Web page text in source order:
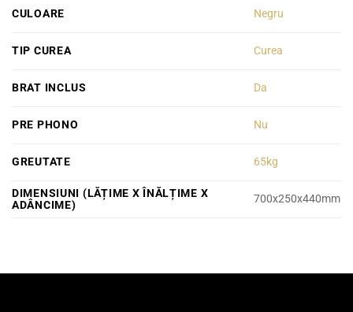
CULOARE Negru
TIP CUREA Curea
BRAT INCLUS Da
PRE PHONO Nu
GREUTATE 65kg
DIMENSIUNI (LĂȚIME X ÎNĂLȚIME X
ADÂNCIME)
700x250x440mm